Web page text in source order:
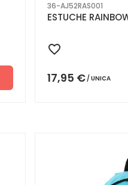
36-AJ52RAS001
ESTUCHE
17,95 € UNICA